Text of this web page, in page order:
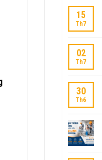
15
Th7
02
Th7
30
Th6